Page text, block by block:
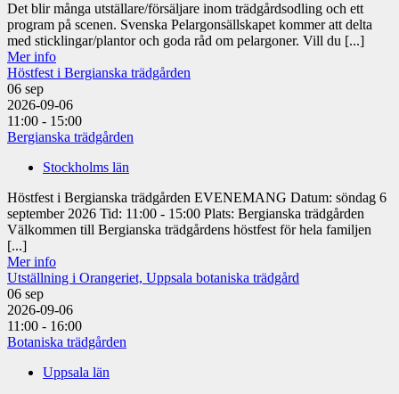
Det blir många utställare/försäljare inom trädgårdsodling och ett
program på scenen. Svenska Pelargonsällskapet kommer att delta
med sticklingar/plantor och goda råd om pelargoner. Vill du [...]
Mer info
Höstfest i Bergianska trädgården
06 sep
2026-09-06
11:00 - 15:00
Bergianska trädgården
Stockholms län
Höstfest i Bergianska trädgården EVENEMANG Datum: söndag 6
september 2026 Tid: 11:00 - 15:00 Plats: Bergianska trädgården
Välkommen till Bergianska trädgårdens höstfest för hela familjen
[...]
Mer info
Utställning i Orangeriet, Uppsala botaniska trädgård
06 sep
2026-09-06
11:00 - 16:00
Botaniska trädgården
Uppsala län